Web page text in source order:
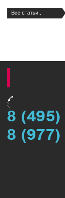
Все статьи...